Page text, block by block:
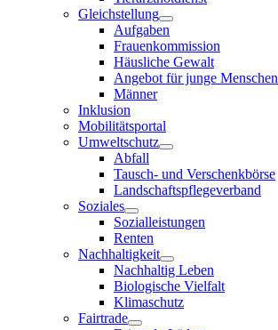
Gleichstellung
Aufgaben
Frauenkommission
Häusliche Gewalt
Angebot für junge Menschen
Männer
Inklusion
Mobilitätsportal
Umweltschutz
Abfall
Tausch- und Verschenkbörse
Landschaftspflegeverband
Soziales
Sozialleistungen
Renten
Nachhaltigkeit
Nachhaltig Leben
Biologische Vielfalt
Klimaschutz
Fairtrade